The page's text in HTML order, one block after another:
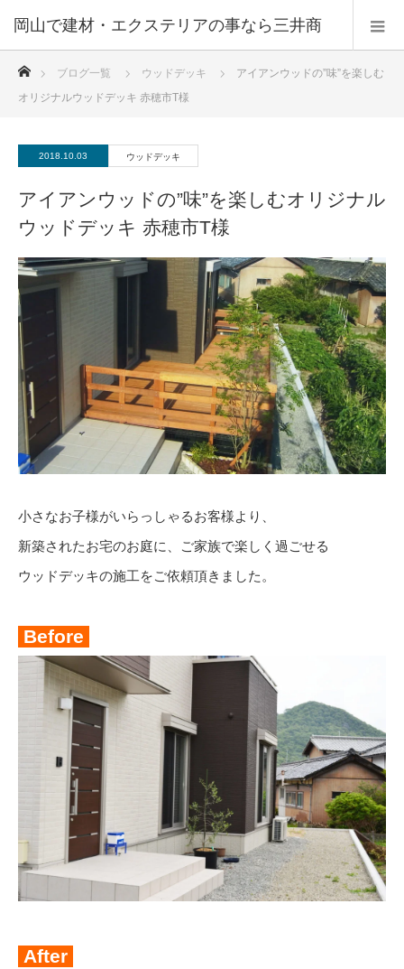
ブログ一覧 ウッドデッキ
アイアンウッドの”味”を楽しむ
オリジナルウッドデッキ 赤穂市T様
2018.10.03 ウッドデッキ
アイアンウッドの”味”を楽しむオリジナル
ウッドデッキ 赤穂市T様
小さなお子様がいらっしゃるお客様より、
新築されたお宅のお庭に、ご家族で楽しく過ごせる
ウッドデッキの施工をご依頼頂きました。
Before
After